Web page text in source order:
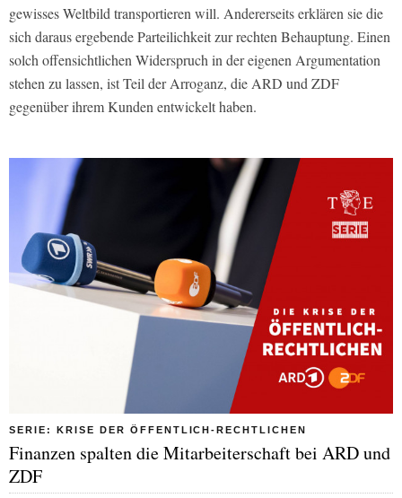
gewisses Weltbild transportieren will. Andererseits erklären sie die
sich daraus ergebende Parteilichkeit zur rechten Behauptung. Einen
solch offensichtlichen Widerspruch in der eigenen Argumentation
stehen zu lassen, ist Teil der Arroganz, die ARD und ZDF
gegenüber ihrem Kunden entwickelt haben.
SERIE: KRISE DER ÖFFENTLICH-RECHTLICHEN
Finanzen spalten die Mitarbeiterschaft bei ARD und
ZDF